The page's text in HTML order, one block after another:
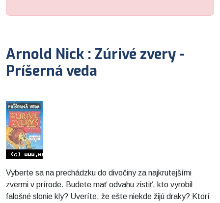
Arnold Nick : Zúrivé zvery -
Príšerná veda
Vyberte sa na prechádzku do divočiny za najkrutejšími
zvermi v prírode. Budete mať odvahu zistiť, kto vyrobil
falošné slonie kly? Uveríte, že ešte niekde žijú draky? Ktorí